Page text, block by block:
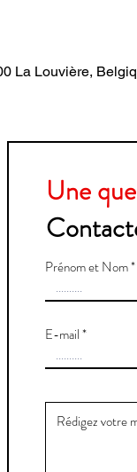
La Louvière,
Une
Prénom et Nom
E-mail